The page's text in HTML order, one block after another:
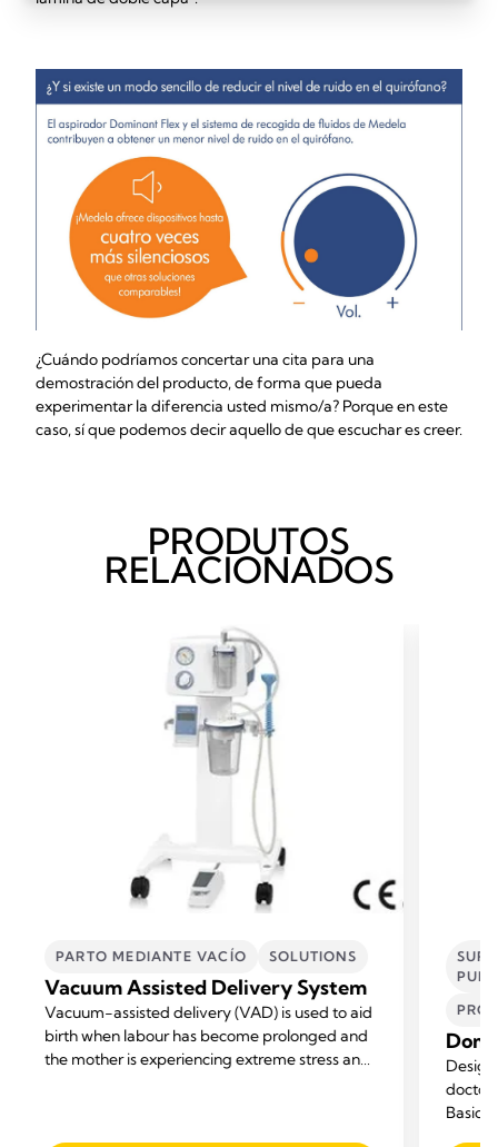
¿Cuándo podríamos concertar una cita para una
demostración del producto, de forma que pueda
experimentar la diferencia usted mismo/a? Porque en este
caso, sí que podemos decir aquello de que escuchar es creer.
PRODUTOS
RELACIONADOS
PARTO MEDIANTE VACÍO SOLUTIONS
Vacuum Assisted Delivery System
Vacuum-assisted delivery (VAD) is used to aid
birth when labour has become prolonged and
the mother is experiencing extreme stress and
Basic